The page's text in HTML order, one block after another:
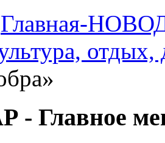
Главная-
отдых,
Главное